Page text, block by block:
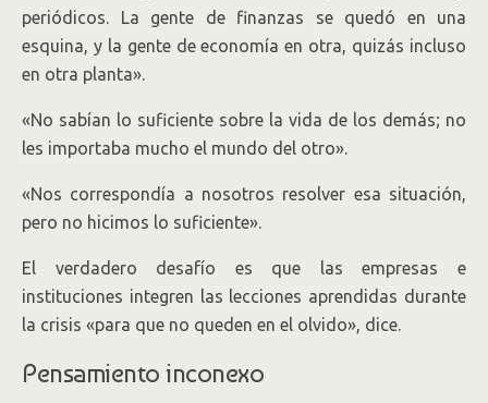
periódicos. La gente de finanzas se quedó en una
esquina, y la gente de economía en otra, quizás incluso
en otra planta».
«No sabían lo suficiente sobre la vida de los demás; no
les importaba mucho el mundo del otro».
«Nos correspondía a nosotros resolver esa situación,
pero no hicimos lo suficiente».
El verdadero desafío es que las empresas e
instituciones integren las lecciones aprendidas durante
la crisis «para que no queden en el olvido», dice.
Pensamiento inconexo